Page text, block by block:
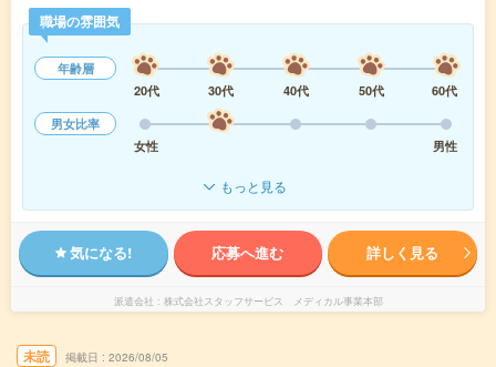
職場の雰囲気
年齢層
20代
30代 40代 50代
60代
男女比率
女性
男性
もっと見る
気になる! 応募へ進む 詳しく見る
派遣会社 株式会社スタッフサービス メディカル事業本部
未読 掲載日 2026/08/05